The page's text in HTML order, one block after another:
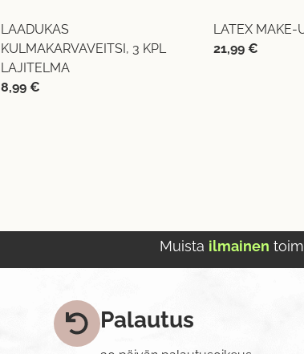
LAADUKAS
KULMAKARVAVEITSI, 3 KPL
LAJITELMA
8,99 €
LATEX MAKE-
21,99€
Muista ilmainen
Palautus